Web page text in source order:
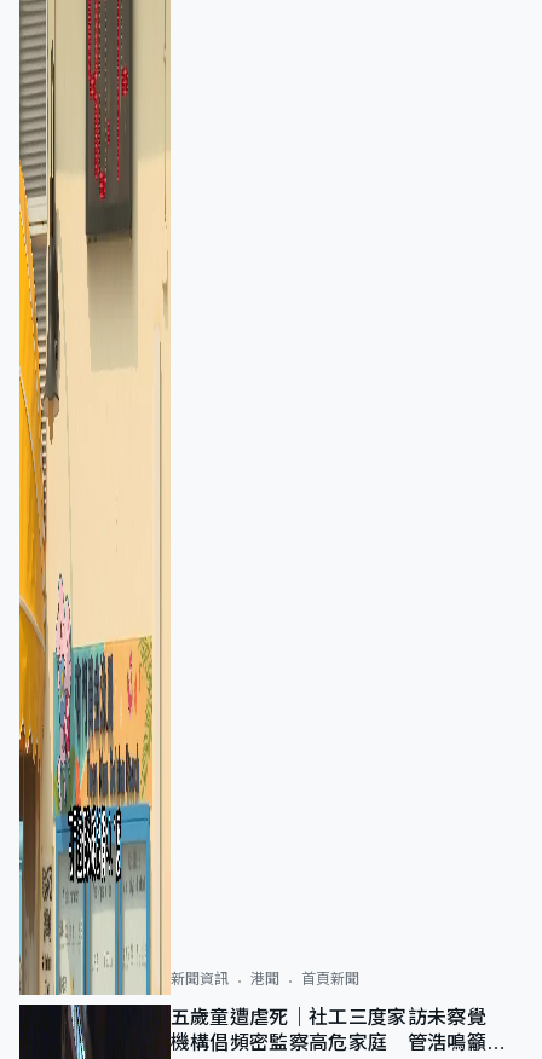
新聞資訊 港聞 首頁新聞
五歲童遭虐死｜社工三度家訪未察覺
機構倡頻密監察高危家庭 管浩鳴籲加